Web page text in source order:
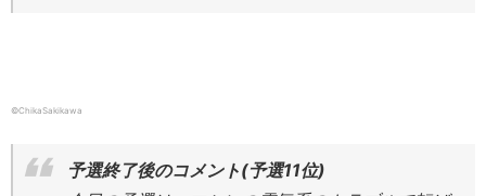
©ChikaSakikawa
予選終了後のコメント(予選11位)